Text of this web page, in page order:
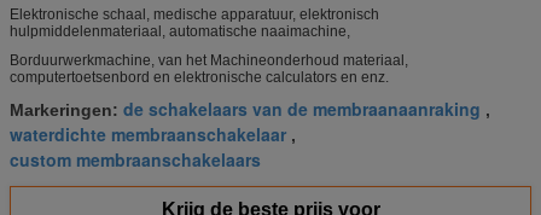
Elektronische schaal, medische apparatuur, elektronisch
hulpmiddelenmateriaal, automatische naaimachine,
Borduurwerkmachine, van het Machineonderhoud materiaal,
computertoetsenbord en elektronische calculators en enz.
Markeringen: de schakelaars van de membraanaanraking ,
waterdichte membraanschakelaar ,
custom membraanschakelaars
Krijg de beste prijs voor